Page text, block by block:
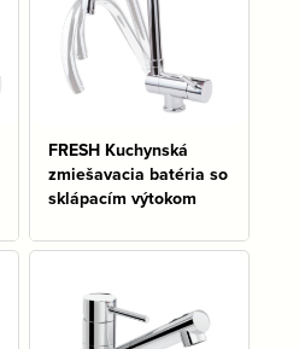
FRESH Kuchynská
zmiešavacia batéria so
sklápacím výtokom